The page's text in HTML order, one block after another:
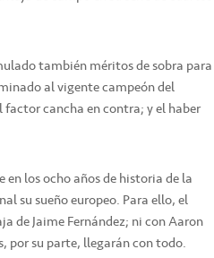
también méritos de sobra para
al vigente campeón del
cancha en contra; y el haber
en los ocho años de historia de la
su sueño europeo. Para ello, el
de Jaime Fernández; ni con Aaron
por su parte, llegarán con todo.